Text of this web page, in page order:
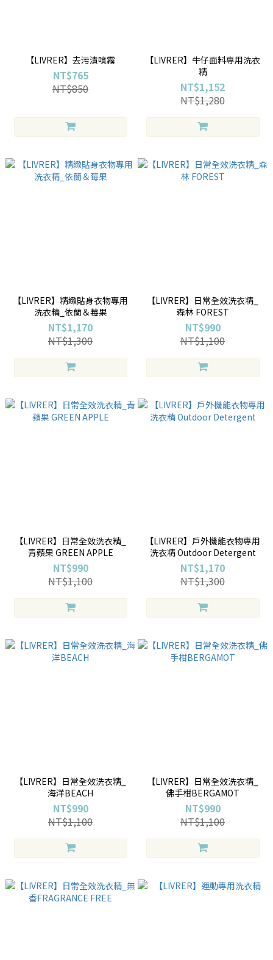
【LIVRER】去污漬噴霧
NT$765
NT$850
【LIVRER】牛仔面料專用洗衣
精
NT$1,152
NT$1,280
【LIVRER】精緻貼身衣物專用
洗衣精_依蘭＆莓果
NT$1,170
NT$1,300
【LIVRER】日常全效洗衣精_
森林 FOREST
NT$990
NT$1,100
【LIVRER】日常全效洗衣精_
青蘋果 GREEN APPLE
NT$990
NT$1,100
【LIVRER】戶外機能衣物專用
洗衣精 Outdoor Detergent
NT$1,170
NT$1,300
【LIVRER】日常全效洗衣精_
海洋BEACH
NT$990
NT$1,100
【LIVRER】日常全效洗衣精_
佛手柑BERGAMOT
NT$990
NT$1,100